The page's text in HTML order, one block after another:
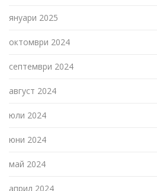
януари 2025
октомври 2024
септември 2024
август 2024
юли 2024
юни 2024
май 2024
април 2024